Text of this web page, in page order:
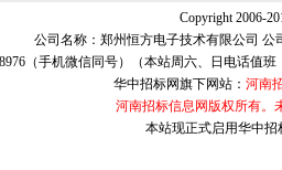
Copyright 2006-
公司名称：郑州恒方电子技术有限公司
（手机微信同号）（本站周六、日电话值
华中招标网旗下网站： 河南
河南招标信息网版权所有。
本站现正式启用华中招